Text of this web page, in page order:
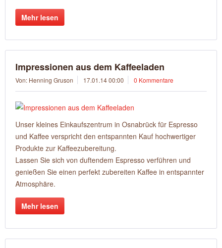
Mehr lesen
Impressionen aus dem Kaffeeladen
Von: Henning Gruson 17.01.14 00:00 0 Kommentare
Unser kleines Einkaufszentrum in Osnabrück für Espresso
und Kaffee verspricht den entspannten Kauf hochwertiger
Produkte zur Kaffeezubereitung.
Lassen Sie sich von duftendem Espresso verführen und
genießen Sie einen perfekt zubereiten Kaffee in entspannter
Atmosphäre.
Mehr lesen